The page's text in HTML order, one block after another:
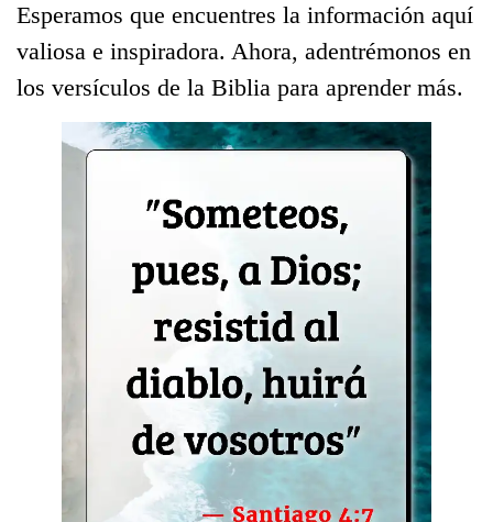
Esperamos que encuentres la información aquí
valiosa e inspiradora. Ahora, adentrémonos en
los versículos de la Biblia para aprender más.